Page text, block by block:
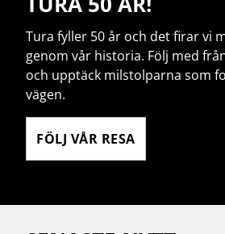
Tura fyller 50 år och det firar vi
genom vår historia. Följ med
och upptäck milstolparna som
vägen.
FÖLJ VÅR RESA